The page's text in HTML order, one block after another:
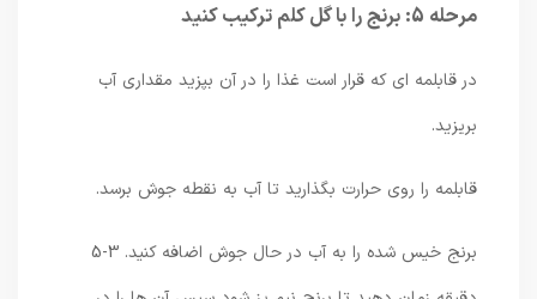
مرحله 5: برنج را با گل کلم ترکیب کنید
در قابلمه ای که قرار است غذا را در آن بپزید مقداری آب
قابلمه را روی حرارت بگذارید تا آب به نقطه جوش برسد.
برنج خیس شده را به آب در حال جوش اضافه کنید. 3-5